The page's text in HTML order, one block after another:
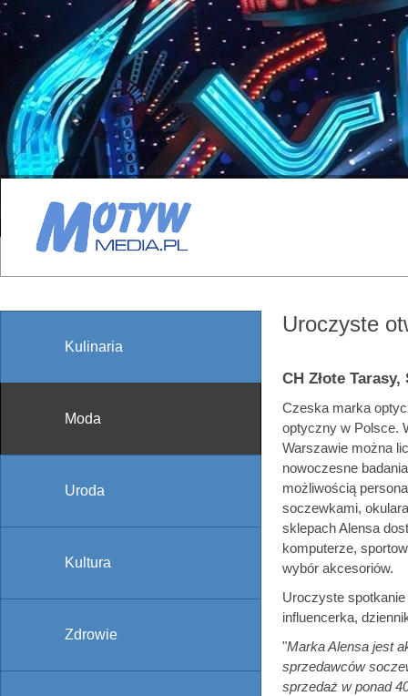
Kulinaria
Moda
Uroda
Kultura
Zdrowie
Uroczyste
CH Złote
Czeska marka
optyczny w Polsce.
Warszawie można
nowoczesne
możliwością
soczewkami,
sklepach Alensa
komputerze,
wybór akcesoriów.
Uroczyste
influencerka,
"Marka Alensa jest
sprzedawców
sprzedaż w ponad